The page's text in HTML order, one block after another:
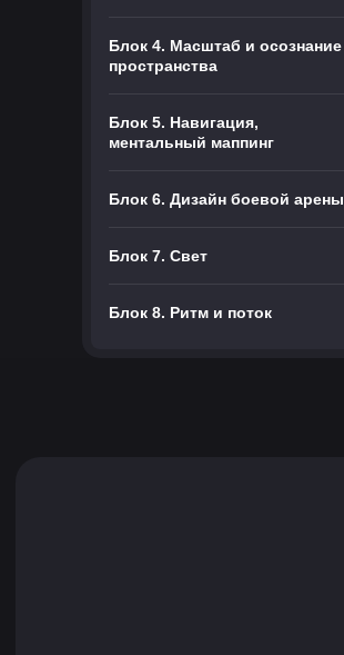
Блок 4. Масштаб и осознание
пространства
Блок 5. Навигация,
ментальный маппинг
Блок 6. Дизайн боевой арены
Блок 7. Свет
Блок 8. Ритм и поток